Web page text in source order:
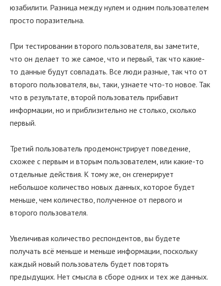
юзабилити. Разница между нулем и одним пользователем
просто поразительна.
При тестировании второго пользователя, вы заметите,
что он делает то же самое, что и первый, так что какие-
то данные будут совпадать. Все люди разные, так что от
второго пользователя, вы, таки, узнаете что-то новое. Так
что в результате, второй пользователь прибавит
информации, но и приблизительно не столько, сколько
первый.
Третий пользователь продемонстрирует поведение,
схожее с первым и вторым пользователем, или какие-то
отдельные действия. К тому же, он сгенерирует
небольшое количество новых данных, которое будет
меньше, чем количество, полученное от первого и
второго пользователя.
Увеличивая количество респондентов, вы будете
получать всё меньше и меньше информации, поскольку
каждый новый пользователь будет повторять
предыдущих. Нет смысла в сборе одних и тех же данных.